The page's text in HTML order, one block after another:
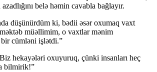
belə həmin cavabla bağlayır.
düşünürdüm ki, bədii əsər oxumaq vaxt
müəllimim, o vaxtlar mənim
bir cümləni işlətdi.”
hekayələri oxuyuruq, çünki insanları heç
bilmirik!”